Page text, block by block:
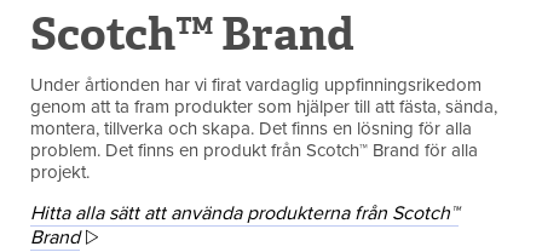
Scotch™ Brand
Under årtionden har vi firat vardaglig uppfinningsrikedom
genom att ta fram produkter som hjälper till att fästa, sända,
montera, tillverka och skapa. Det finns en lösning för alla
problem. Det finns en produkt från Scotch™ Brand för alla
projekt.
Hitta alla sätt att använda produkterna från Scotch™
Brand